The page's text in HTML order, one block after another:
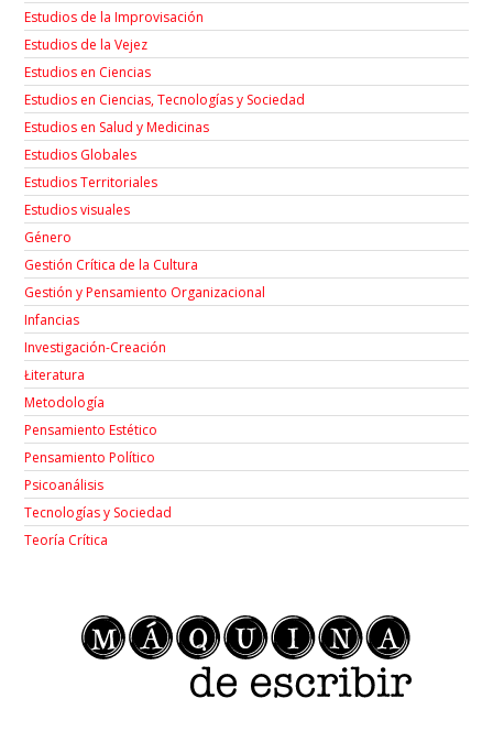
Estudios de la Improvisación
Estudios de la Vejez
Estudios en Ciencias
Estudios en Ciencias, Tecnologías y Sociedad
Estudios en Salud y Medicinas
Estudios Globales
Estudios Territoriales
Estudios visuales
Género
Gestión Crítica de la Cultura
Gestión y Pensamiento Organizacional
Infancias
Investigación-Creación
Łiteratura
Metodología
Pensamiento Estético
Pensamiento Político
Psicoanálisis
Tecnologías y Sociedad
Teoría Crítica